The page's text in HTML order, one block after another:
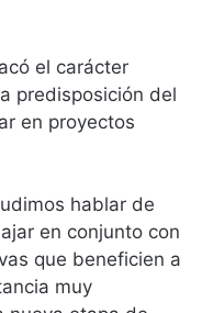
el carácter
predisposición del
en proyectos
hablar de
en conjunto con
que beneficien a
muy